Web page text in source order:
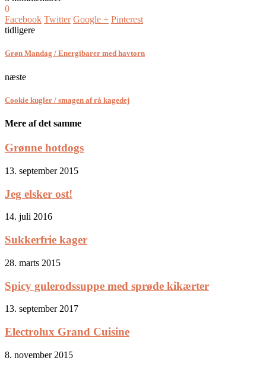
0
Facebook Twitter Google + Pinterest
tidligere
Grøn Mandag / Energibarer med havtorn
næste
Cookie kugler / smagen af rå kagedej
Mere af det samme
Grønne hotdogs
13. september 2015
Jeg elsker ost!
14. juli 2016
Sukkerfrie kager
28. marts 2015
Spicy gulerodssuppe med sprøde kikærter
13. september 2017
Electrolux Grand Cuisine
8. november 2015